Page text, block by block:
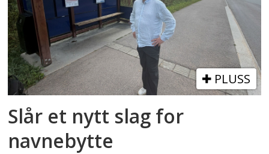
PLUSS
Slår et nytt slag for
navnebytte